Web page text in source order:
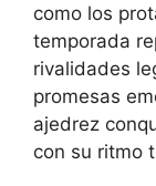
como los
temporada
rivalidades
promesas
ajedrez
con su ritmo